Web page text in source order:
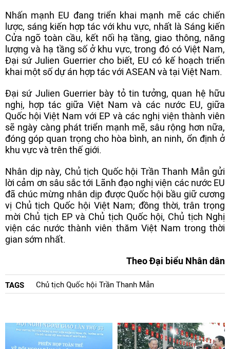
Nhấn mạnh EU đang triển khai mạnh mẽ các chiến
lược, sáng kiến hợp tác với khu vực, nhất là Sáng kiến
Cửa ngõ toàn cầu, kết nối hạ tầng, giao thông, năng
lượng và hạ tầng số ở khu vực, trong đó có Việt Nam,
Đại sứ Julien Guerrier cho biết, EU có kế hoạch triển
khai một số dự án hợp tác với ASEAN và tại Việt Nam.
Đại sứ Julien Guerrier bày tỏ tin tưởng, quan hệ hữu
nghị, hợp tác giữa Việt Nam và các nước EU, giữa
Quốc hội Việt Nam với EP và các nghị viện thành viên
sẽ ngày càng phát triển mạnh mẽ, sâu rộng hơn nữa,
đóng góp quan trọng cho hòa bình, an ninh, ổn định ở
khu vực và trên thế giới.
Nhân dịp này, Chủ tịch Quốc hội Trần Thanh Mẫn gửi
lời cảm ơn sâu sắc tới Lãnh đạo nghị viện các nước EU
đã chúc mừng nhân dịp được Quốc hội bầu giữ cương
vị Chủ tịch Quốc hội Việt Nam; đồng thời, trân trọng
mời Chủ tịch EP và Chủ tịch Quốc hội, Chủ tịch Nghị
viện các nước thành viên thăm Việt Nam trong thời
gian sớm nhất.
Theo Đại biểu Nhân dân
TAGS Chủ tịch Quốc hội Trần Thanh Mẫn